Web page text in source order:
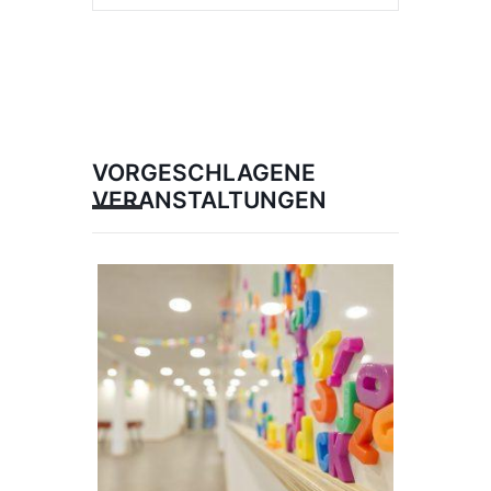
VORGESCHLAGENE
VERANSTALTUNGEN